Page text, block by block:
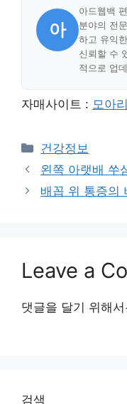
아
아드웹백
분야의 전
하고 유익
신뢰할 수
적으로 업
자매사이트 : 모아
Categories
건강정보
왼쪽 아랫배 쑤
배꼽 위 통증의
Leave a
댓글을 달기 위해서
검색